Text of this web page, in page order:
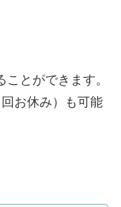
とができます。
お休み）も可能